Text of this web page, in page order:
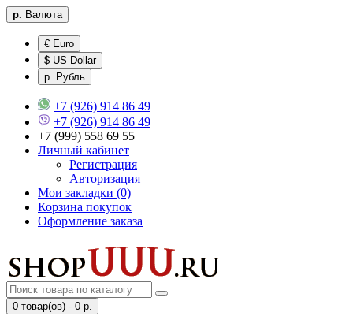
р. Валюта
€ Euro
$ US Dollar
р. Рубль
+7 (926) 914 86 49
+7 (926) 914 86 49
+7 (999) 558 69 55
Личный кабинет
Регистрация
Авторизация
Мои закладки (0)
Корзина покупок
Оформление заказа
0 товар(ов) - 0 р.